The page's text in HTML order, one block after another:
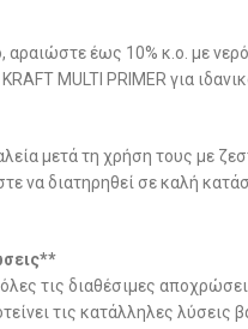
αραιώστε έως 10% κ.ο. με
MULTI PRIMER για
μετά τη χρήση τους με
να διατηρηθεί σε καλή
τις διαθέσιμες
τις κατάλληλες λύσεις